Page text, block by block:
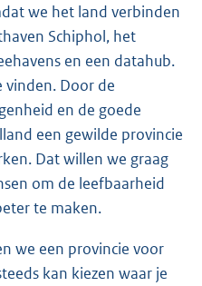
we het land verbinden
Schiphol, het
en een datahub.
vinden. Door de
en de goede
een gewilde provincie
Dat willen we graag
om de leefbaarheid
te maken.
we een provincie voor
kan kiezen waar je